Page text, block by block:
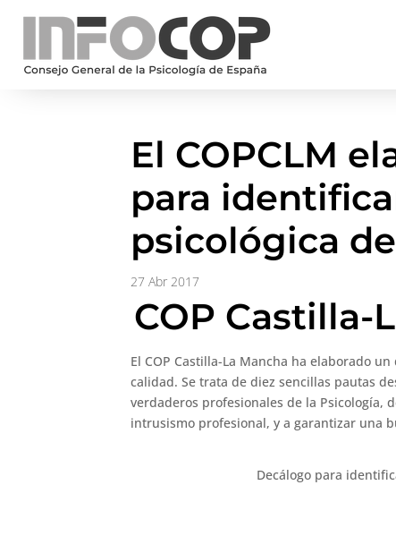
El COPCLM
para
psicológica
27 Abr 2017
COP Castilla-
El COP Castilla-La Mancha ha elaborado
calidad. Se trata de diez sencillas pautas
verdaderos profesionales de la Psicología,
intrusismo profesional, y a garantizar una
Decálogo para